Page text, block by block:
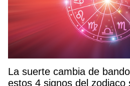
La suerte cambia de
estos 4 signos del zodiaco